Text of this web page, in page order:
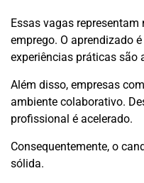
Essas vagas
emprego. O aprendizado
experiências práticas são
Além disso, empresas
ambiente colaborativo.
profissional é acelerado.
Consequentemente, o
sólida.